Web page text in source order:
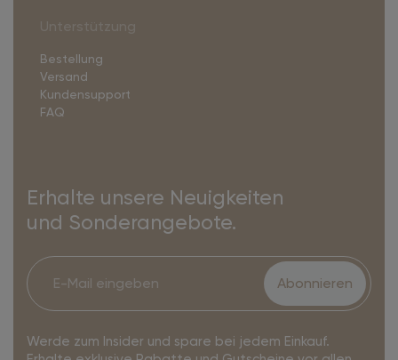
Bestellung
Versand
Kundensupport
FAQ
Erhalte unsere Neuigkeiten
und Sonderangebote.
Abonnieren
Werde zum Insider und spare bei jedem Einkauf.